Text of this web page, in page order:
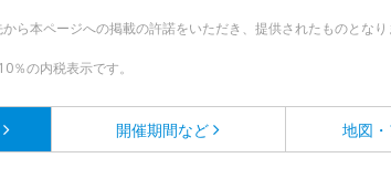
ら本ページへの掲載の許諾をいただき、提供されたものとな
％の内税表示です。
開催期間など 地図